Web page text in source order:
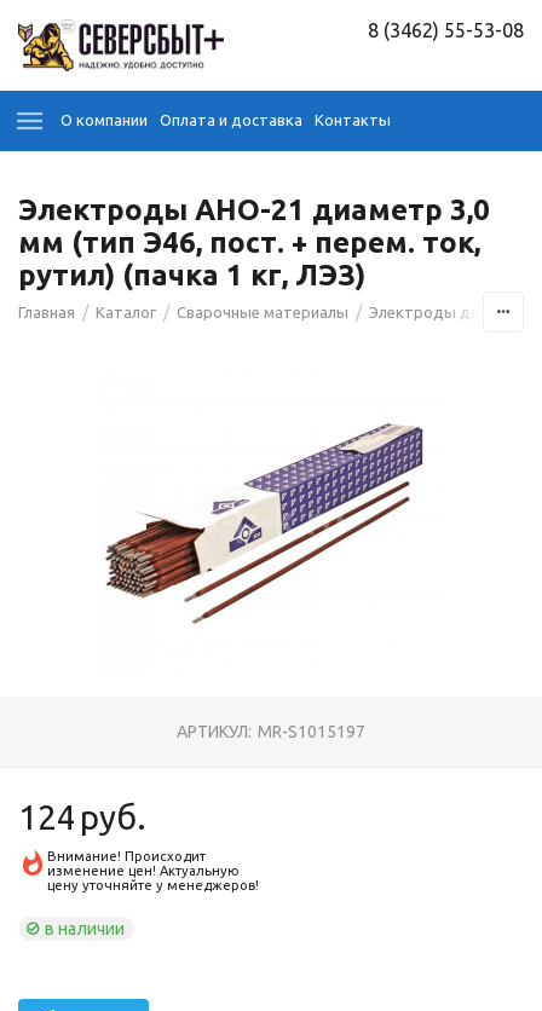
8 (3462) 55-53-08
О компании Оплата и доставка Контакты
Электроды АНО-21 диаметр 3,0
мм (тип Э46, пост. + перем. ток,
рутил) (пачка 1 кг, ЛЭЗ)
Главная / Каталог / Сварочные материалы / Электроды для сварки
АРТИКУЛ: MR-S1015197
124 руб.
Внимание! Происходит
изменение цен! Актуальную
цену уточняйте у менеджеров!
в наличии